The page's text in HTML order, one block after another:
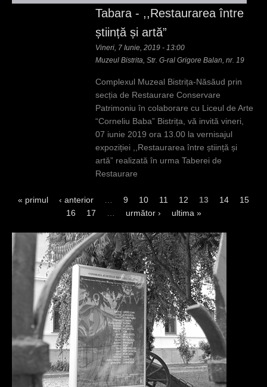
Tabara - ,,Restaurarea între
știință și artă”
Vineri, 7 Iunie, 2019 - 13:00
Muzeul Bistrita, Str. G-ral Grigore Balan, nr. 19
Complexul Muzeal Bistrița-Năsăud prin
secția de Restaurare Conservare
Patrimoniu în colaborare cu Liceul de Arte
“Corneliu Baba” Bistrița, vă invită vineri,
07 iunie 2019 ora 13.00 la vernisajul
expoziției ,,Restaurarea între știință și
artă” realizată în urma Taberei de
Restaurare
a
g
i
« primul ‹ anterior 9 10 11 12 13 14
15
16
17 următor › ultima »